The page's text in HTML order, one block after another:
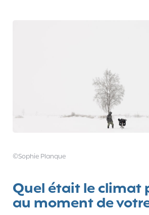
©Sophie Planque
Quel était le climat
au moment de